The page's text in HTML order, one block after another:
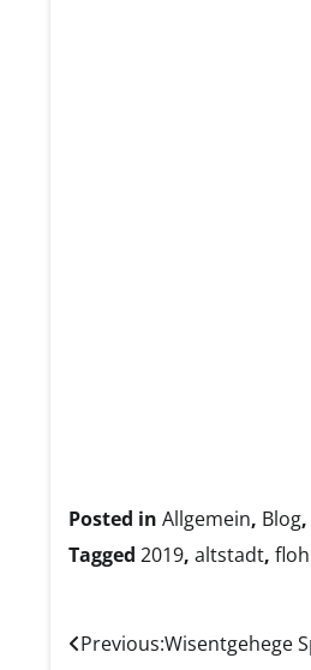
Posted in Allgemein, Blog,
Tagged 2019, altstadt,
Previous:Wisentgehege